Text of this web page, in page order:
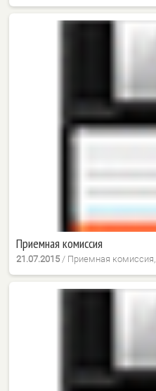
Приемная комиссия
21.07.2015 / Приемная комиссия,